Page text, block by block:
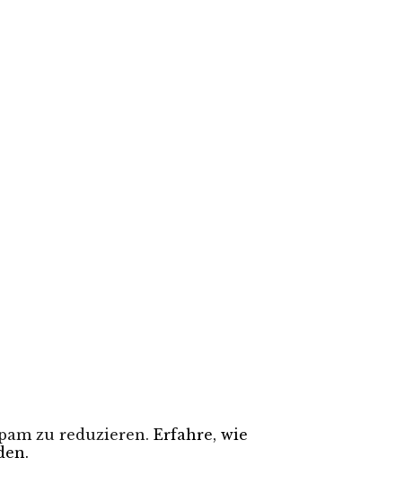
zu reduzieren. Erfahre, wie